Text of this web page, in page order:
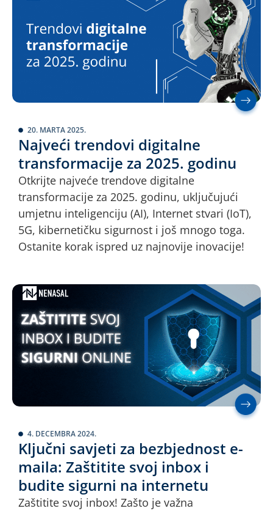
20. MARTA 2025.
Najveći trendovi digitalne
transformacije za 2025. godinu
Otkrijte najveće trendove digitalne
transformacije za 2025. godinu, uključujući
umjetnu inteligenciju (AI), Internet stvari (IoT),
5G, kibernetičku sigurnost i još mnogo toga.
Ostanite korak ispred uz najnovije inovacije!
4. DECEMBRA 2024.
Ključni savjeti za bezbjednost e-
maila: Zaštitite svoj inbox i
budite sigurni na internetu
Zaštitite svoj inbox! Zašto je važna